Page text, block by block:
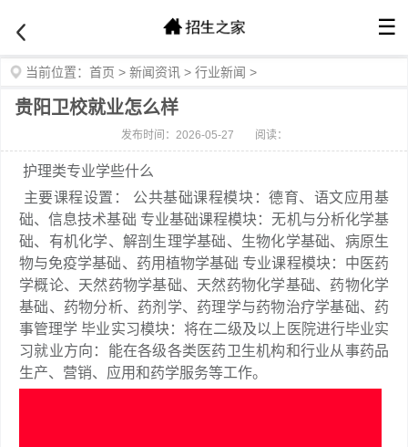
☰
当前位置： 首页 > 新闻资讯 > 行业新闻 >
贵阳卫校就业怎么样
发布时间：2026-05-27 阅读：
护理类专业学些什么
主要课程设置： 公共基础课程模块：德育、语文应用基
础、信息技术基础 专业基础课程模块：无机与分析化学基
础、有机化学、解剖生理学基础、生物化学基础、病原生
物与免疫学基础、药用植物学基础 专业课程模块：中医药
学概论、天然药物学基础、天然药物化学基础、药物化学
基础、药物分析、药剂学、药理学与药物治疗学基础、药
事管理学 毕业实习模块：将在二级及以上医院进行毕业实
习就业方向：能在各级各类医药卫生机构和行业从事药品
生产、营销、应用和药学服务等工作。